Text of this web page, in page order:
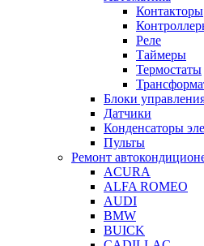
Контакторы
Реле
Таймеры
Термостаты
Блоки
Датчики
Конденсаторы
Пульты
Ремонт
ACURA
ALFA ROMEO
AUDI
BMW
BUICK